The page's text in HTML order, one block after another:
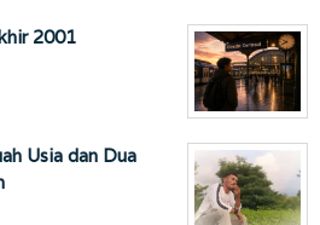
2001
Usia dan Dua